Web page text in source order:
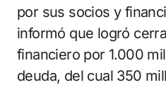
por sus socios y
informó que logró
financiero por 1.000
deuda, del cual 350